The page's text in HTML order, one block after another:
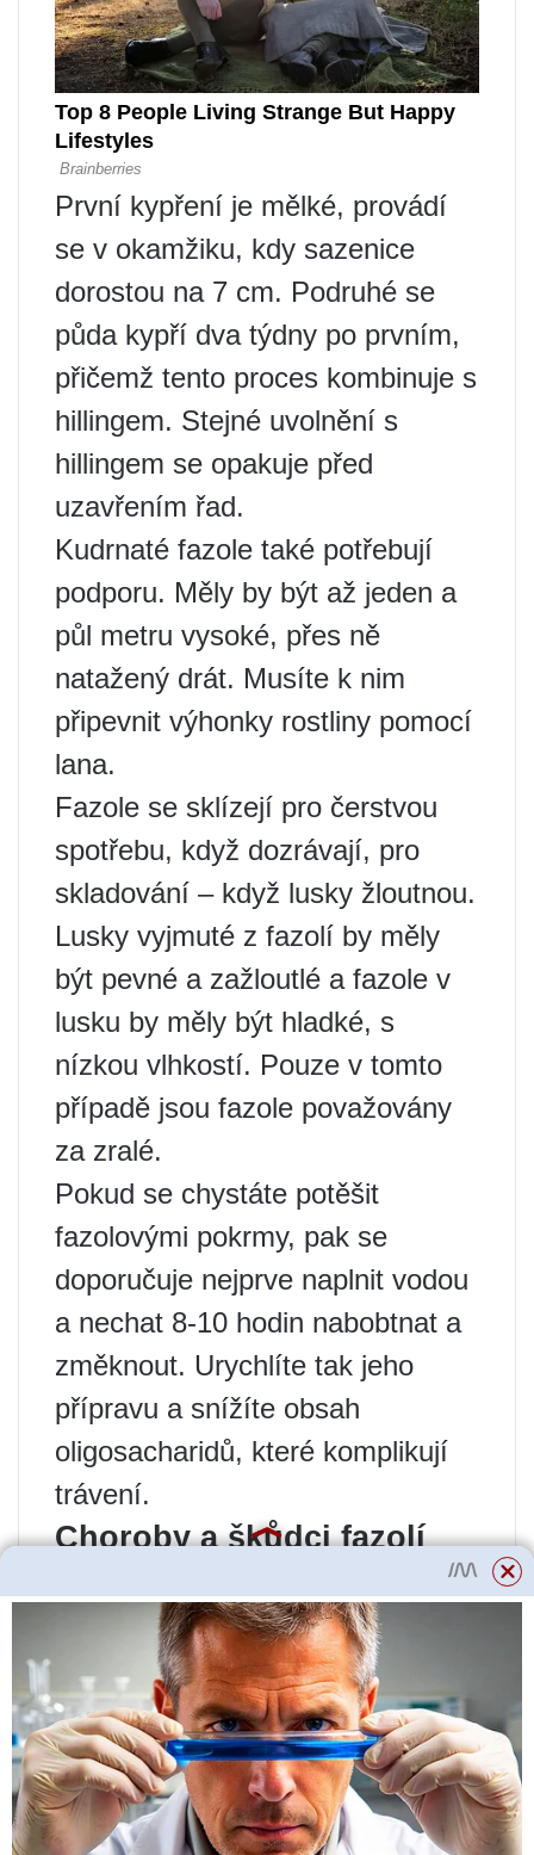
První kypření je mělké, provádí
se v okamžiku, kdy sazenice
dorostou na 7 cm. Podruhé se
půda kypří dva týdny po prvním,
přičemž tento proces kombinuje s
hillingem. Stejné uvolnění s
hillingem se opakuje před
uzavřením řad.
Kudrnaté fazole také potřebují
podporu. Měly by být až jeden a
půl metru vysoké, přes ně
natažený drát. Musíte k nim
připevnit výhonky rostliny pomocí
lana.
Fazole se sklízejí pro čerstvou
spotřebu, když dozrávají, pro
skladování – když lusky žloutnou.
Lusky vyjmuté z fazolí by měly
být pevné a zažloutlé a fazole v
lusku by měly být hladké, s
nízkou vlhkostí. Pouze v tomto
případě jsou fazole považovány
za zralé.
Pokud se chystáte potěšit
fazolovými pokrmy, pak se
doporučuje nejprve naplnit vodou
a nechat 8-10 hodin nabobtnat a
změknout. Urychlíte tak jeho
přípravu a snížíte obsah
oligosacharidů, které komplikují
trávení.
Choroby a škůdci fazolí
Stejně jako mnoho zeleninových
rostlin, fazole jsou náchylné k
chorobám a škůdcům. Co?
Anthracnóza
Na výhoncích se objevují
depresivní skvrny s růžovým
květem. Žilnatina listů, stonky,